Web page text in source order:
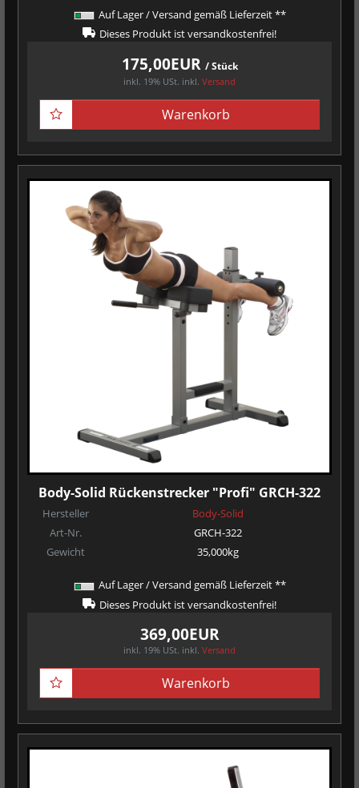
Auf Lager / Versand gemäß Lieferzeit **
Dieses Produkt ist versandkostenfrei!
175,00EUR / Stück
inkl. 19% USt. inkl. Versand
Warenkorb
Body-Solid Rückenstrecker "Profi" GRCH-322
Hersteller
Body-Solid
Art-Nr.
GRCH-322
Gewicht
35,000kg
Auf Lager / Versand gemäß Lieferzeit **
Dieses Produkt ist versandkostenfrei!
369,00EUR
inkl. 19% USt. inkl. Versand
Warenkorb